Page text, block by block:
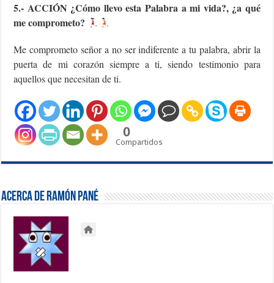
5.- ACCIÓN ¿Cómo llevo esta Palabra a mi vida?, ¿a qué
me comprometo?
Me comprometo señor a no ser indiferente a tu palabra, abrir la
puerta de mi corazón siempre a ti, siendo testimonio para
aquellos que necesitan de ti.
0
Compartidos
Acerca de Ramón Pané